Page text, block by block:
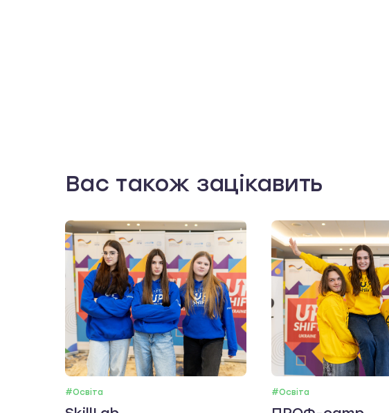
Вас також зацікавить
#Освіта #Освіта